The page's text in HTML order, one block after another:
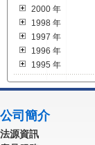
2000 年
1998 年
1997 年
1996 年
1995 年
公司簡介
法源資訊